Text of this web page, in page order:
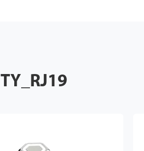
TY_RJ19